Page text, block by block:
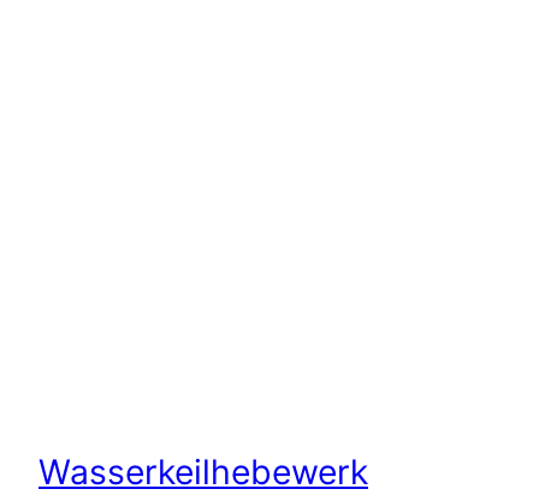
Wasserkeilhebewerk